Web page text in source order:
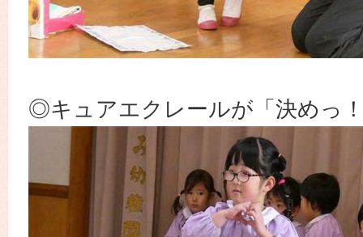
◎キュアエクレールが「決めっ